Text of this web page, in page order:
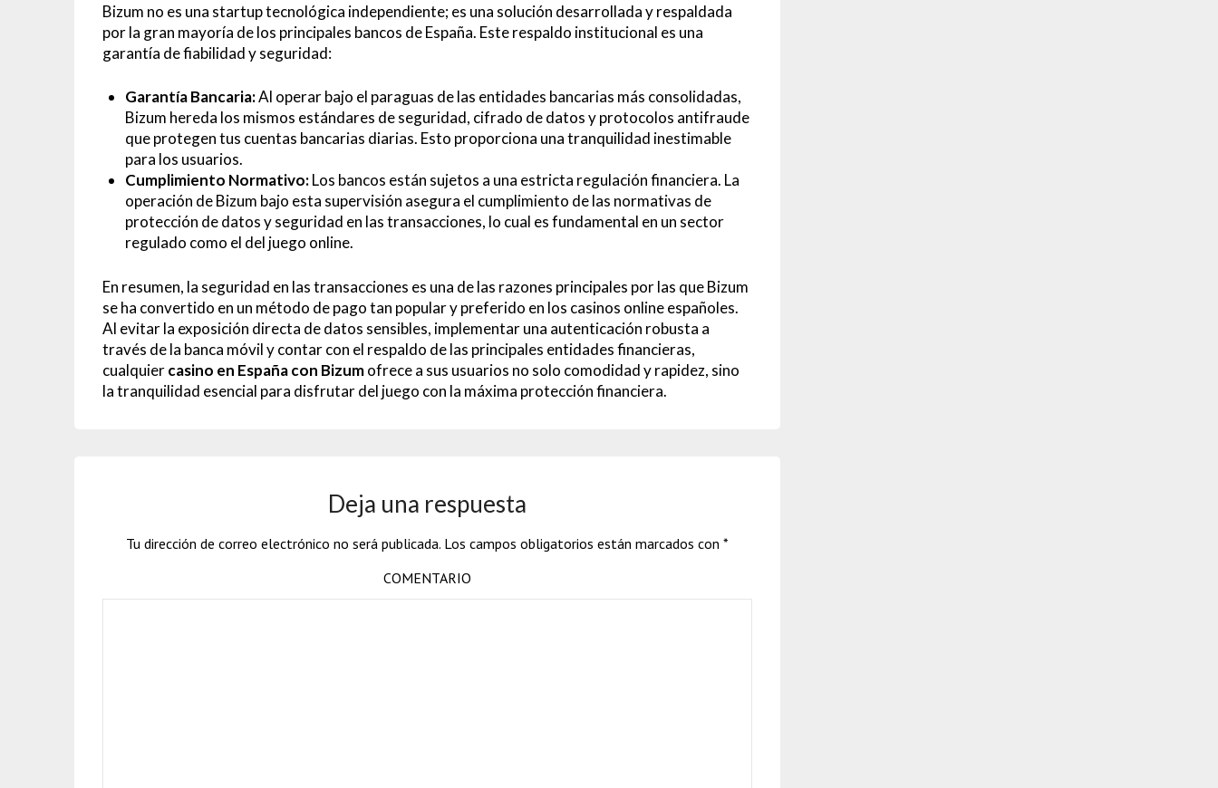
Bizum no es una startup tecnológica independiente; es una solución desarrollada y respaldada
por la gran mayoría de los principales bancos de España. Este respaldo institucional es una
garantía de fiabilidad y seguridad:
Garantía Bancaria:Al operar bajo el paraguas de las entidades bancarias más consolidadas,
Bizum hereda los mismos estándares de seguridad, cifrado de datos y protocolos antifraude
que protegen tus cuentas bancarias diarias. Esto proporciona una tranquilidad inestimable
para los usuarios.
Cumplimiento Normativo:Los bancos están sujetos a una estricta regulación financiera. La
operación de Bizum bajo esta supervisión asegura el cumplimiento de las normativas de
protección de datos y seguridad en las transacciones, lo cual es fundamental en un sector
regulado como el del juego online.
En resumen, la seguridad en las transacciones es una de las razones principales por las que Bizum
se ha convertido en un método de pago tan popular y preferido en los casinos online españoles.
Al evitar la exposición directa de datos sensibles, implementar una autenticación robusta a
través de la banca móvil y contar con el respaldo de las principales entidades financieras,
cualquiercasino en España con Bizumofrece a sus usuarios no solo comodidad y rapidez, sino
la tranquilidad esencial para disfrutar del juego con la máxima protección financiera.
Deja una respuesta
Tu dirección de correo electrónico no será publicada.Los campos obligatorios están marcados con *
COMENTARIO